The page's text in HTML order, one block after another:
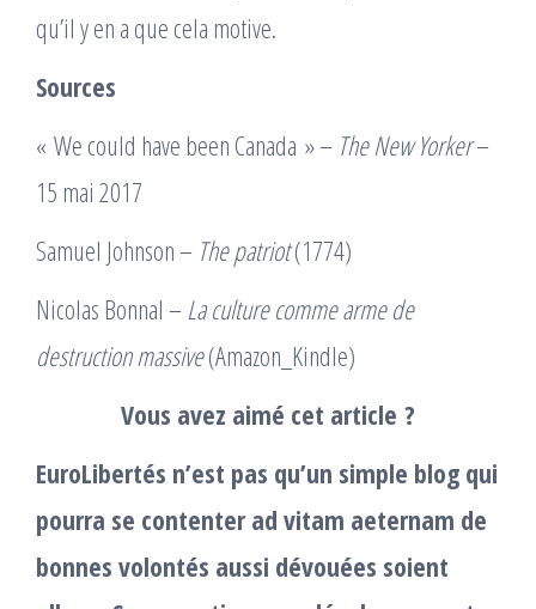
qu’il y en a que cela motive.
Sources
« We could have been Canada » – The New Yorker–
15 mai 2017
Samuel Johnson – The patriot(1774)
Nicolas Bonnal – La culture comme arme de
destruction massive(Amazon_Kindle)
Vous avez aimé cet article ?
EuroLibertés n’est pas qu’un simple blog qui
pourra se contenter ad vitam aeternam de
bonnes volontés aussi dévouées soient